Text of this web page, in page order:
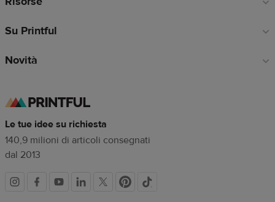
Su Printful
Novità
Le tue idee su richiesta
140,9 milioni di articoli consegnati
dal 2013
Link